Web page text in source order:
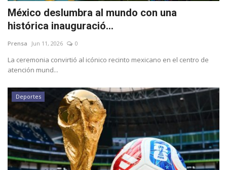
México deslumbra al mundo con una
histórica inauguració...
Prensa Jun 11, 2026 0
La ceremonia convirtió al icónico recinto mexicano en el centro de
atención mund...
Deportes